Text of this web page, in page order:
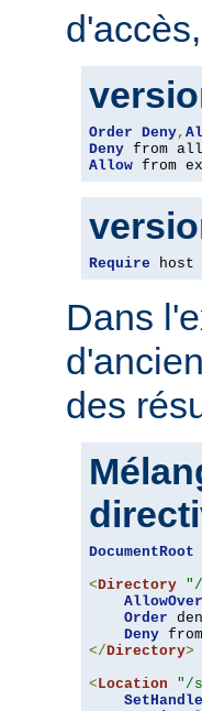
Order Deny,
Deny
Allow from
Require host
Dans
des
DocumentRoot
<Directory
Order
Deny
</Directory>
<Location "/